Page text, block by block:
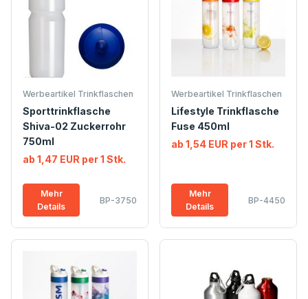
Werbeartikel Trinkflaschen
Sporttrinkflasche
Shiva-02 Zuckerrohr
750ml
ab 1,47 EUR per 1 Stk.
Mehr
Details
BP-3750
Werbeartikel Trinkflaschen
Lifestyle Trinkflasche
Fuse 450ml
ab 1,54 EUR per 1 Stk.
Mehr
Details
BP-4450